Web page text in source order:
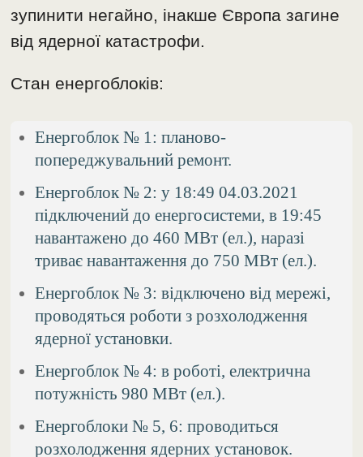
зупинити негайно, інакше Європа загине
від ядерної катастрофи.
Стан енергоблоків:
Енергоблок № 1: планово-
попереджувальний ремонт.
Енергоблок № 2: у 18:49 04.03.2021
підключений до енергосистеми, в 19:45
навантажено до 460 МВт (ел.), наразі
триває навантаження до 750 МВт (ел.).
Енергоблок № 3: відключено від мережі,
проводяться роботи з розхолодження
ядерної установки.
Енергоблок № 4: в роботі, електрична
потужність 980 МВт (ел.).
Енергоблоки № 5, 6: проводиться
розхолодження ядерних установок.